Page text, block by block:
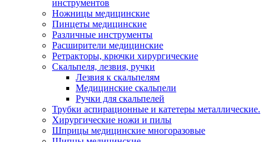
инструментов
Ножницы медицинские
Пинцеты медицинские
Различные инструменты
Расширители медицинские
Ретракторы, крючки хирургические
Скальпеля, лезвия, ручки
Лезвия к скальпелям
Медицинские скальпели
Ручки для скальпелей
Трубки аспирационные и катетеры металлические.
Хирургические ножи и пилы
Шприцы медицинские многоразовые